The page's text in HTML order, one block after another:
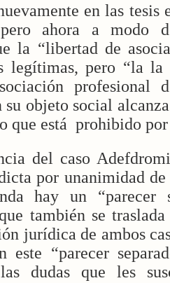
en las tesis
pero ahora a modo
la “libertad de
legítimas, pero “la
profesional
objeto social
que está prohibido
del caso
por unanimidad
hay un “parecer
también se
jurídica de ambos
este “parecer
dudas que les